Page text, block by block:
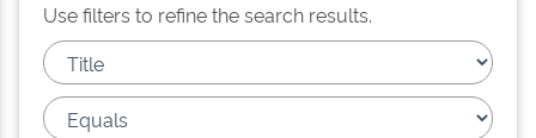
Use filters to refine the search results.